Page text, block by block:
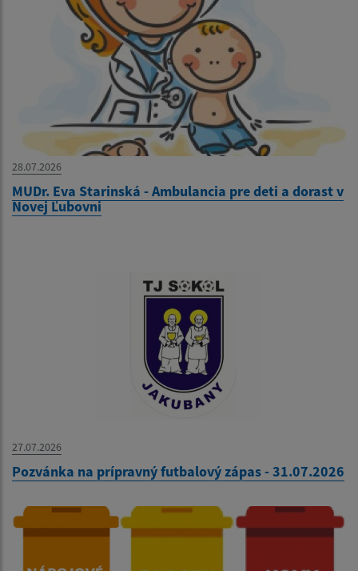
28.07.2026
MUDr. Eva Starinská - Ambulancia pre deti a dorast v
Novej Ľubovni
27.07.2026
Pozvánka na prípravný futbalový zápas - 31.07.2026